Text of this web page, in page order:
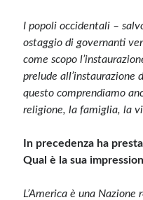
I popoli occidentali –
ostaggio di governanti
come scopo
prelude all’instaurazione
questo comprendiamo
religione, la famiglia, la
In precedenza ha
Qual è la sua
L’America è una